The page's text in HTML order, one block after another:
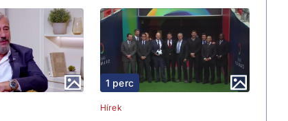
1 perc
Hírek